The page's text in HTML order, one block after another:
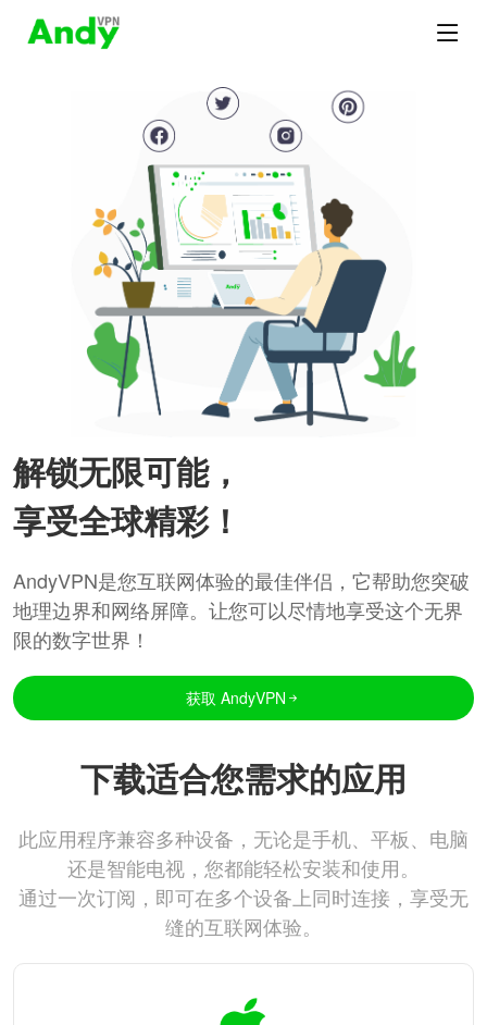
解锁无限可能，
享受全球精彩！
AndyVPN是您互联网体验的最佳伴侣，它帮助您突破
地理边界和网络屏障。让您可以尽情地享受这个无界
限的数字世界！
获取 AndyVPN
下载适合您需求的应用
此应用程序兼容多种设备，无论是手机、平板、电脑
还是智能电视，您都能轻松安装和使用。
通过一次订阅，即可在多个设备上同时连接，享受无
缝的互联网体验。